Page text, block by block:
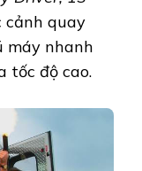
cảnh quay
máy nhanh
tốc độ cao.